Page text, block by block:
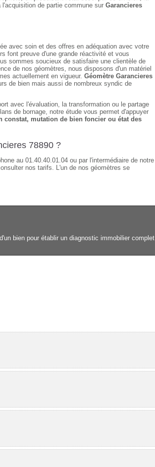
de partie commune sur Garancieres
avec soin et des offres en adéquation avec votre
font preuve d'une grande réactivité et vous
sommes soucieux de satisfaire une clientèle de
de nos géomètres, nous disposons d'un matériel
actuellement en vigueur. Géomètre Garancieres
de bien mais aussi de nombreux syndic de
avec l'évaluation, la transformation ou le partage
de bornage, notre étude vous permet d'appuyer
constat, mutation de bien foncier ou état des
78890 ?
au 01.40.40.01.04 ou par l'intermédiaire de notre
nos tarifs. L'un de nos géomètres se
bien pour établir un diagnostic immobilier complet